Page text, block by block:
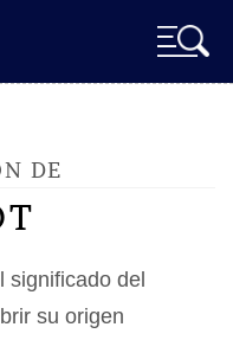
DE
significado del
su origen